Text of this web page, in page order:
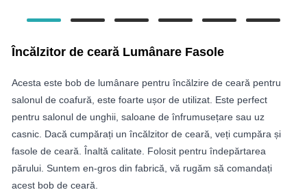
Încălzitor de ceară Lumânare Fasole
Acesta este bob de lumânare pentru încălzire de ceară pentru
salonul de coafură, este foarte ușor de utilizat. Este perfect
pentru salonul de unghii, saloane de înfrumusețare sau uz
casnic. Dacă cumpărați un încălzitor de ceară, veți cumpăra și
fasole de ceară. Înaltă calitate. Folosit pentru îndepărtarea
părului. Suntem en-gros din fabrică, vă rugăm să comandați
acest bob de ceară.